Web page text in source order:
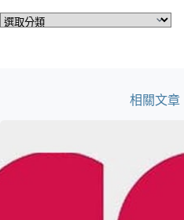
分
相關文章